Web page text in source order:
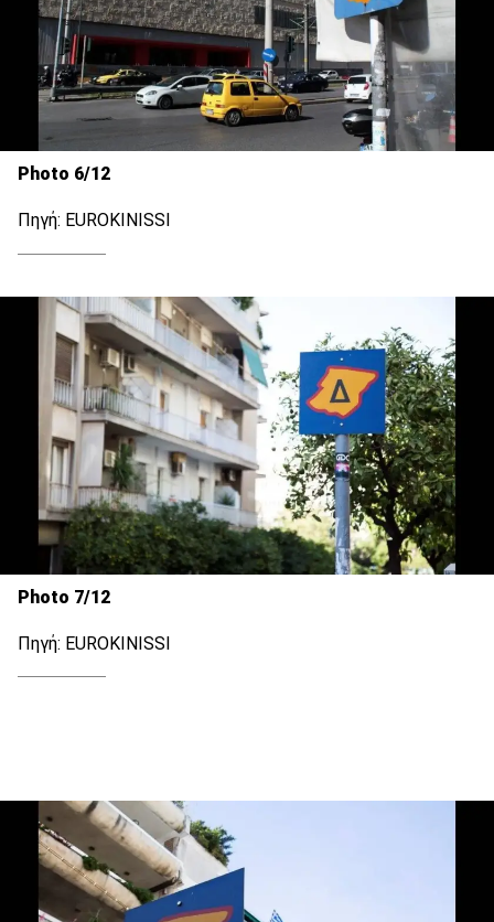
Photo 6/12
Πηγή: EUROKINISSI
Photo 7/12
Πηγή: EUROKINISSI